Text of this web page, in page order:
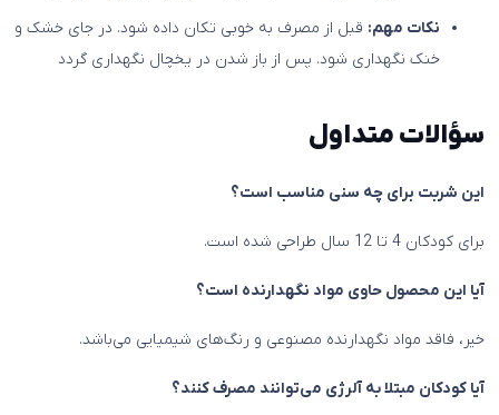
نکات مهم: قبل از مصرف به خوبی تکان داده شود. در جای خشک و
خنک نگهداری شود. پس از باز شدن در یخچال نگهداری گردد
سؤالات متداول
این شربت برای چه سنی مناسب است؟
برای کودکان 4 تا 12 سال طراحی شده است.
آیا این محصول حاوی مواد نگهدارنده است؟
خیر، فاقد مواد نگهدارنده مصنوعی و رنگ‌های شیمیایی می‌باشد.
آیا کودکان مبتلا به آلرژی می‌توانند مصرف کنند؟